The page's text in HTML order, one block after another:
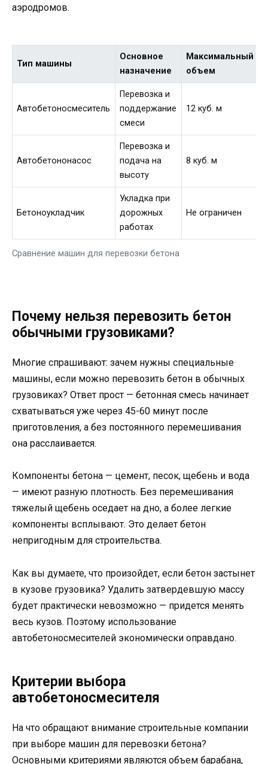
аэродромов.
Сравнение машин для перевозки бетона
Тип машины
Основное
назначение
Максимальный
объем
Автобетоносмеситель
Перевозка и
поддержание
смеси
12 куб. м
Автобетононасос
Перевозка и
подача на
высоту
8 куб. м
Бетоноукладчик
Укладка при
дорожных
работах
Не ограничен
Почему нельзя перевозить бетон
обычными грузовиками?
Многие спрашивают: зачем нужны специальные
машины, если можно перевозить бетон в обычных
грузовиках? Ответ прост — бетонная смесь начинает
схватываться уже через 45-60 минут после
приготовления, а без постоянного перемешивания
она расслаивается.
Компоненты бетона — цемент, песок, щебень и вода
— имеют разную плотность. Без перемешивания
тяжелый щебень оседает на дно, а более легкие
компоненты всплывают. Это делает бетон
непригодным для строительства.
Как вы думаете, что произойдет, если бетон застынет
в кузове грузовика? Удалить затвердевшую массу
будет практически невозможно — придется менять
весь кузов. Поэтому использование
автобетоносмесителей экономически оправдано.
Критерии выбора
автобетоносмесителя
На что обращают внимание строительные компании
при выборе машин для перевозки бетона?
Основными критериями являются объем барабана,